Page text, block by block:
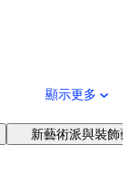
顯示更多
新藝術派與裝飾